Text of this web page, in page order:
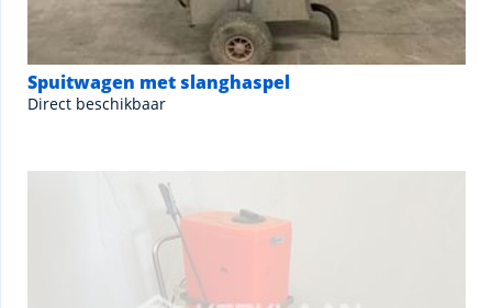
Spuitwagen met slanghaspel
Direct beschikbaar